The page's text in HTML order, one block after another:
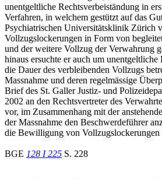
unentgeltliche Rechtsverbeiständung in
Verfahren, in welchem gestützt auf das
Psychiatrischen Universitätsklinik Zürich
Vollzugslockerungen in Form von
und der weitere Vollzug der Verwahrung
hinaus ersuchte er auch um
die Dauer des verbleibenden Vollzugs
Massnahme und deren regelmässige
Brief des St. Galler Justiz- und
2002 an den Rechtsvertreter des
vor, im Zusammenhang mit der
der Massnahme den Beschwerdeführer
die Bewilligung von
BGE 128 I 225 S. 228